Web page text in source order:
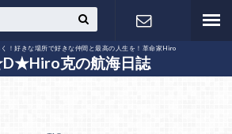
！好きな場所で好きな仲間と最高の人生を！革命家Hiro
克の航海日誌
お問い合わ